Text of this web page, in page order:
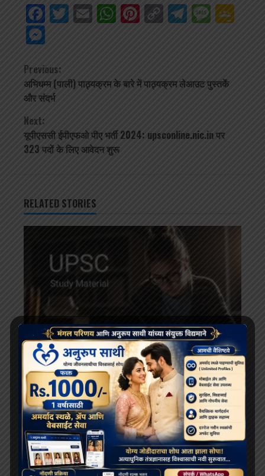
Facebook
Twitter
EmailWhatsApp
Pinterest
Copy
Continue
Reading
Previous:
अभिधम्म (पाली) पाठ्यक्रम के बारे में पाठ्यक्रम लेआउट पुस्तकें
और संदर्भ
Next:
यूपीएससी ईपीएफओ पीए भर्ती 2024: upsconline.nic.in पर
323 पदों के लिए आवेदन शुरू
RELATED STORIES
करियर
UPSC में बार-बार पूछे जाने वाले 25 महत्वपूर्ण प्रश्नों के उत्तर
July 10, 2025